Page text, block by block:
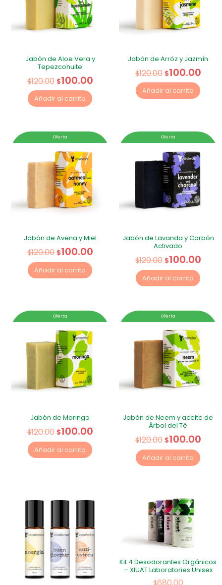
Jabón de Aloe Vera y
Tepezcohuite
$120.00 $100.00
Añadir al carrito
Jabón de Arróz y Jazmín
$120.00 $100.00
Añadir al carrito
Oferta
Jabón de Avena y Miel
$120.00 $100.00
Añadir al carrito
Oferta
Jabón de Lavanda y Carbón
Activado
$120.00 $100.00
Añadir al carrito
Oferta
Jabón de Moringa
$120.00 $100.00
Añadir al carrito
Oferta
Jabón de Neem y aceite de
Árbol del Té
$120.00 $100.00
Añadir al carrito
Kit 4 Desodorantes Orgánicos
– XIUAT Laboratories Unisex